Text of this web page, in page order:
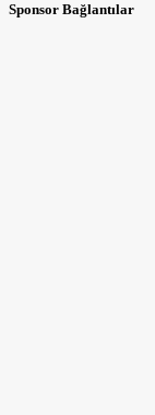
Sponsor Bağlantılar